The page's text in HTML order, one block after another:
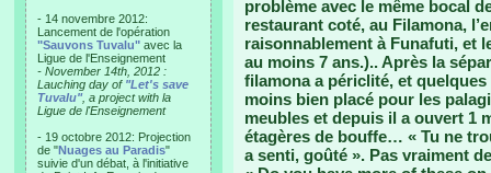
- 14 novembre 2012:
Lancement de l'opération
"Sauvons Tuvalu" avec la
Ligue de l'Enseignement
- November 14th, 2012 :
Lauching day of "Let's save
Tuvalu", a project with la
Ligue de l'Enseignement
- 19 octobre 2012: Projection
de "Nuages au Paradis"
suivie d'un débat, à l'initiative
problème avec le même bocal
restaurant coté, au Filamona,
raisonnablement à Funafuti, et
au moins 7 ans.).. Après la
filamona a périclité, et
moins bien placé pour les
meubles et depuis il a ouvert 1
étagères de bouffe… « Tu ne
a senti, goûté ». Pas vraiment